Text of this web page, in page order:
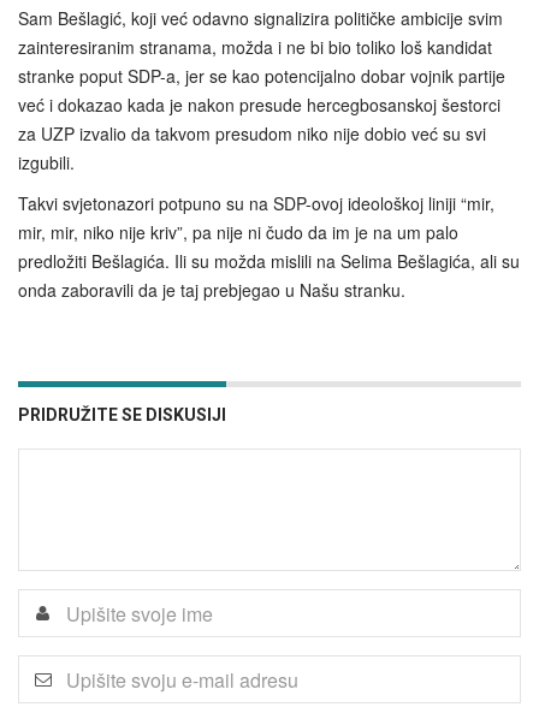
Sam Bešlagić, koji već odavno signalizira političke ambicije svim
zainteresiranim stranama, možda i ne bi bio toliko loš kandidat
stranke poput SDP-a, jer se kao potencijalno dobar vojnik partije
već i dokazao kada je nakon presude hercegbosanskoj šestorci
za UZP izvalio da takvom presudom niko nije dobio već su svi
izgubili.
Takvi svjetonazori potpuno su na SDP-ovoj ideološkoj liniji “mir,
mir, mir, niko nije kriv”, pa nije ni čudo da im je na um palo
predložiti Bešlagića. Ili su možda mislili na Selima Bešlagića, ali su
onda zaboravili da je taj prebjegao u Našu stranku.
PRIDRUŽITE SE DISKUSIJI